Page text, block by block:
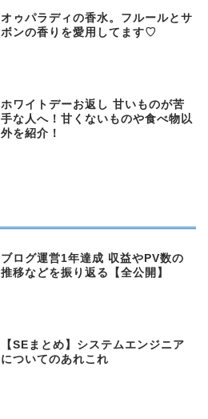
オゥパラディの香水。フルールとサ
ボンの香りを愛用してます♡
ホワイトデーお返し 甘いものが苦
手な人へ！甘くないものや食べ物以
外を紹介！
ブログ運営1年達成 収益やPV数の
推移などを振り返る【全公開】
【SEまとめ】システムエンジニア
についてのあれこれ